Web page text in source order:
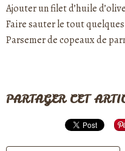
Ajouter un filet d’huile
Faire sauter le tout
Parsemer de copeaux de
PARTAGER CET